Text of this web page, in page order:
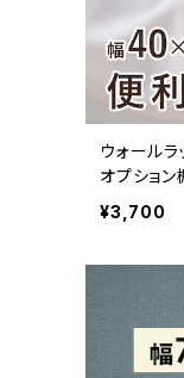
ウォール
オプショ
え
¥3,700